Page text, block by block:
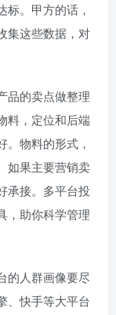
标。甲方的话，
集这些数据，对
品的卖点做整理
料，定位和后端
物料的形式，
如果主要营销卖
承接。多平台投
，助你科学管理
的人群画像要尽
、快手等大平台